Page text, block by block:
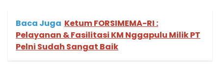
Baca Juga Ketum FORSIMEMA-RI :
Pelayanan & Fasilitasi KM Nggapulu Milik PT
Pelni Sudah Sangat Baik